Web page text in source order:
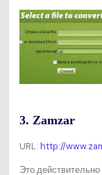
3. Zamzar
URL: http://
Это